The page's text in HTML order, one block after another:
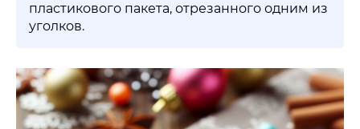
пластикового пакета, отрезанного одним из
уголков.